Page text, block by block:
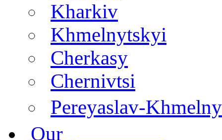
Kharkiv
Khmelnytskyi
Cherkasy
Chernivtsi
Pereyaslav-
Our